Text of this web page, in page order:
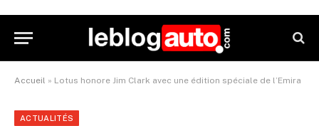
Accueil » Lotus honore Jim Clark avec une édition spéciale de l’Emira
ACTUALITÉS